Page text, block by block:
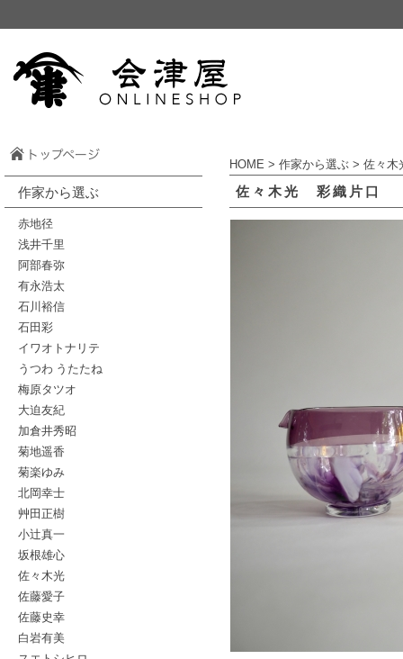
作家から選ぶ
赤地径
浅井千里
阿部春弥
有永浩太
石川裕信
石田彩
イワオトナリテ
うつわ うたたね
梅原タツオ
大迫友紀
加倉井秀昭
菊地遥香
菊楽ゆみ
北岡幸士
艸田正樹
小辻真一
坂根雄心
佐々木光
佐藤愛子
佐藤史幸
白岩有美
HOME > 作家から選ぶ > 佐々木
佐々木光 彩織片口